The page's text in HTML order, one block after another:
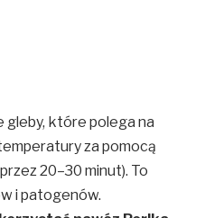
gleby, które polega na
za pomocą
20–30 minut). To
i patogenów.